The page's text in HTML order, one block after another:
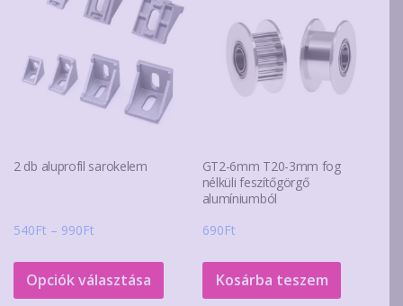
2 db aluprofil sarokelem
540Ft – 990Ft
-
990Ft
Opciók választása
GT2-6mm T20-3mm fog
nélküli feszítőgörgő
alumíniumból
690Ft
Kosárba teszem